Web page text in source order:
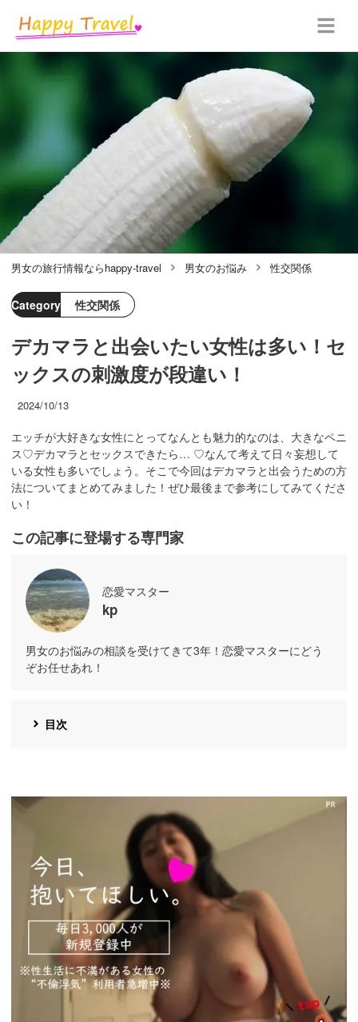
男女の旅行情報ならhappy-travel 男女のお悩み 性交関係
Category 性交関係
デカマラと出会いたい女性は多い！セ
ックスの刺激度が段違い！
2024/10/13
エッチが大好きな女性にとってなんとも魅力的なのは、大きなペニ
ス♡デカマラとセックスできたら… ♡なんて考えて日々妄想して
いる女性も多いでしょう。そこで今回はデカマラと出会うための方
法についてまとめてみました！ぜひ最後まで参考にしてみてくださ
い！
この記事に登場する専門家
恋愛マスター
kp
男女のお悩みの相談を受けてきて3年！恋愛マスターにどう
ぞお任せあれ！
目次
https://pcmax.jp/lp/?